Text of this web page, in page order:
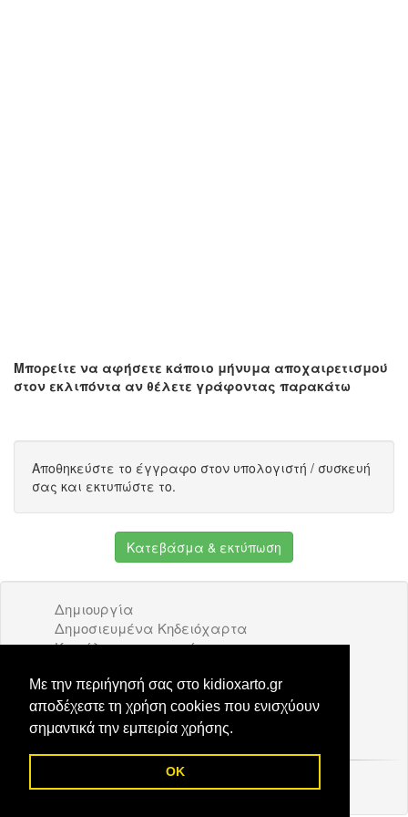
Με την περιήγησή σας στο kidioxarto.gr
αποδέχεστε τη χρήση cookies που ενισχύουν
σημαντικά την εμπειρία χρήσης.
OK
Μπορείτε να αφήσετε κάποιο μήνυμα αποχαιρετισμού
στον εκλιπόντα αν θέλετε γράφοντας παρακάτω
Αποθηκεύστε το έγγραφο στον υπολογιστή / συσκευή
σας και εκτυπώστε το.
Κατεβάσμα & εκτύπωση
Δημιουργία
Δημοσιευμένα Κηδειόχαρτα
Κατάλογος επιχειρήσεων
Διαφήμιση
Επικοινωνία
© 2026 Kidioxarto.gr /Επικοινωνία